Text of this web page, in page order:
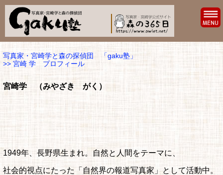
写真家・宮崎学と森の探偵団 「gaku塾」
>> 宮崎 学 プロフィール
宮崎学 （みやざき がく）
1949年、長野県生まれ。自然と人間をテーマに、
社会的視点にたった「自然界の報道写真家」として活動中。